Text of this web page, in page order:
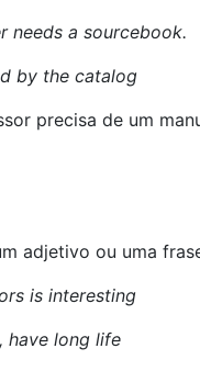
needs a sourcebook.
by the catalog
precisa de um
adjetivo ou uma
is interesting
have long life